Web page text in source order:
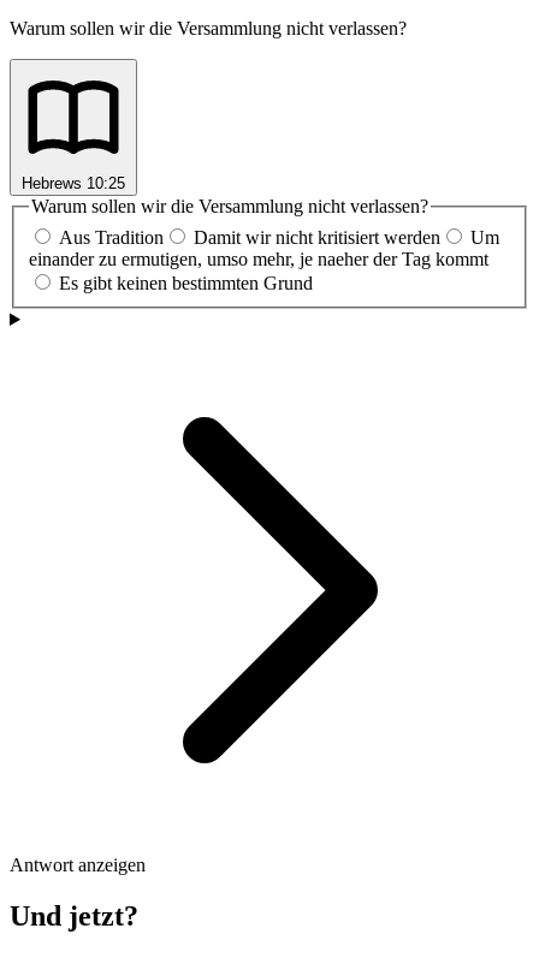
Warum sollen wir die Versammlung nicht verlassen?
Hebrews 10:25
Warum sollen wir die Versammlung nicht verlassen?
Aus Tradition
Damit wir nicht kritisiert werden
Um
einander zu ermutigen, umso mehr, je naeher der Tag kommt
Es gibt keinen bestimmten Grund
Antwort anzeigen
Und jetzt?